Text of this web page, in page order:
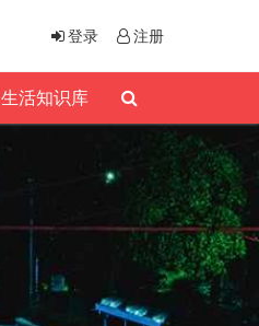
登录 注册
生活知识库